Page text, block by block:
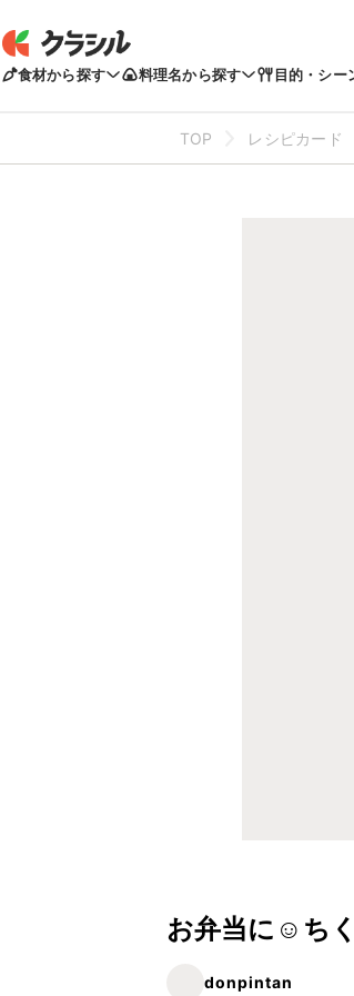
食材から探す 料理名から探す 目的・シー
TOP レシピカード
お弁当に☺ち
donpintan